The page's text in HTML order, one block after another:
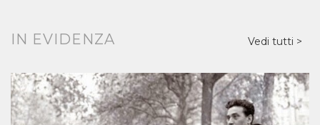
IN EVIDENZA Vedi tutti